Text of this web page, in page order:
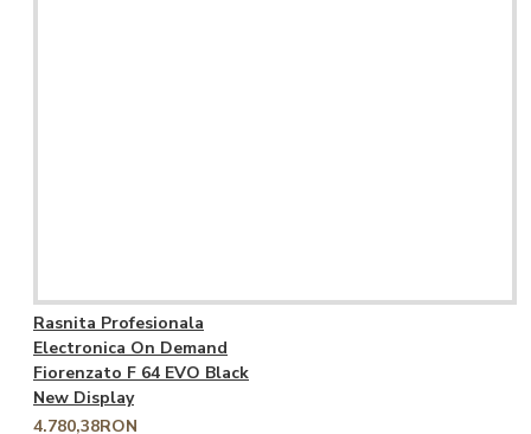
Rasnita Profesionala
Electronica On Demand
Fiorenzato F 64 EVO Black
New Display
4.780,38RON